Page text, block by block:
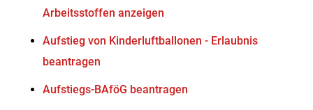
Arbeitsstoffen anzeigen
Aufstieg von Kinderluftballonen - Erlaubnis
beantragen
Aufstiegs-BAföG beantragen